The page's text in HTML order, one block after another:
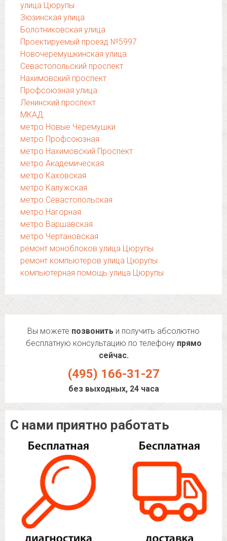
улица Цюрупы
Зюзинская улица
Болотниковская улица
Проектируемый проезд №5997
Новочеремушкинская улица
Севастопольский проспект
Нахимовский проспект
Профсоюзная улица
Ленинский проспект
МКАД
метро Новые Черемушки
метро Профсоюзная
метро Нахимовский Проспект
метро Академическая
метро Каховская
метро Калужская
метро Севастопольская
метро Нагорная
метро Варшавская
метро Чертановская
ремонт моноблоков улица Цюрупы
ремонт компьютеров улица Цюрупы
компьютерная помощь улица Цюрупы
Вы можете позвонить и получить абсолютно
бесплатную консультацию по телефону прямо
сейчас.
(495) 166-31-27
без выходных, 24 часа
С нами приятно работать